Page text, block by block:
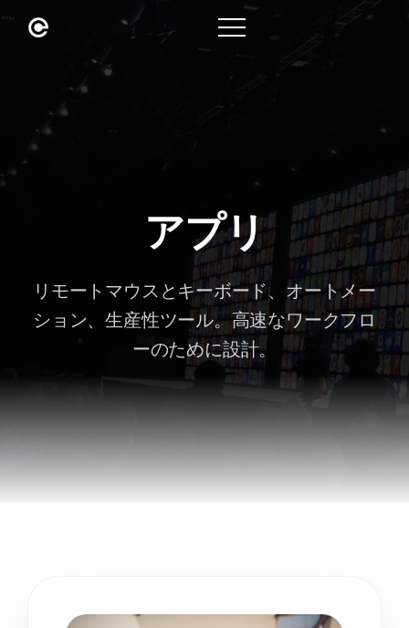
アプリ
リモートマウスとキーボード、オートメー
ション、生産性ツール。高速なワークフロ
ーのために設計。